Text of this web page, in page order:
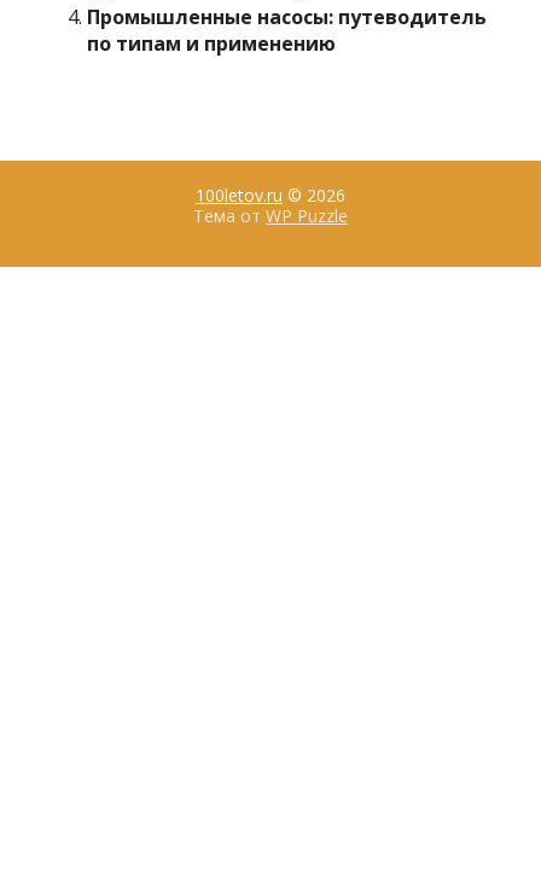
Промышленные насосы: путеводитель
по типам и применению
100letov.ru © 2026
Тема от WP Puzzle